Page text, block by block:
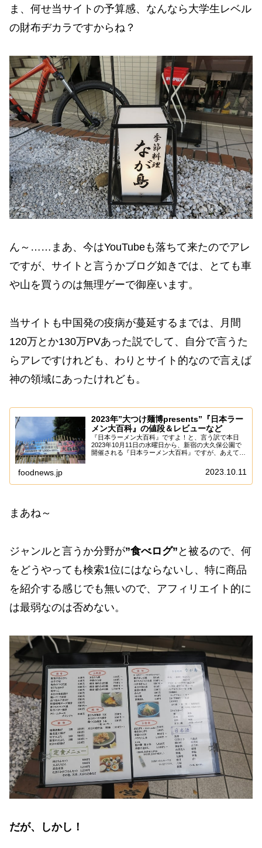
ま、何せ当サイトの予算感、なんなら大学生レベル
の財布ヂカラですからね？
ん～……まあ、今はYouTubeも落ちて来たのでアレ
ですが、サイトと言うかブログ如きでは、とても車
や山を買うのは無理ゲーで御座います。
当サイトも中国発の疫病が蔓延するまでは、月間
120万とか130万PVあった説でして、自分で言うた
らアレですけれども、わりとサイト的なので言えば
神の領域にあったけれども。
2023年”大つけ麺博presents”『日本ラー
メン大百科』の値段＆レビューなど
『日本ラーメン大百科』ですよ！と、言う訳で本日
2023年10月11日の水曜日から、新宿の大久保公園で
開催される『日本ラーメン大百科』ですが、あえて言
があったので、主催者さんに聞いてみたトコロ...
foodnews.jp 2023.10.11
まあね～
ジャンルと言うか分野が”食べログ” と被るので、何
をどうやっても検索1位にはならないし、特に商品
を紹介する感じでも無いので、アフィリエイト的に
は最弱なのは否めない。
だが、しかし！